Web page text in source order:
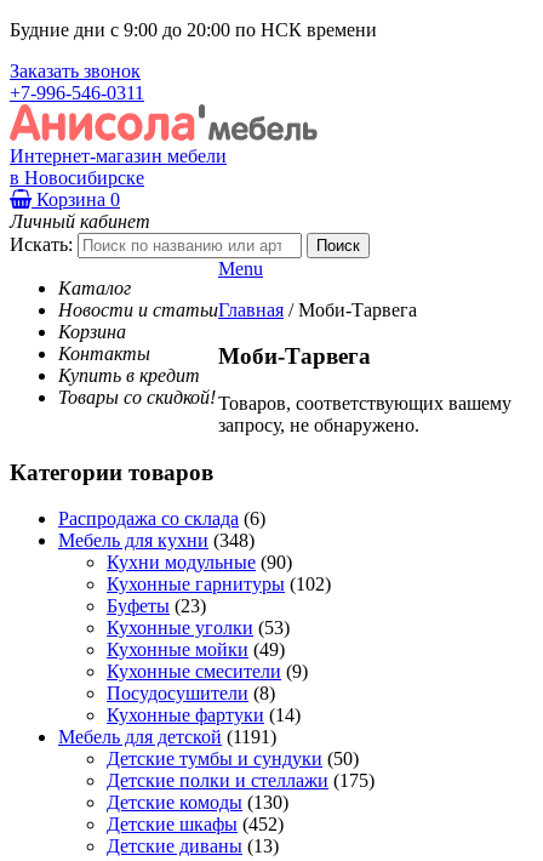
Будние дни с 9:00 до 20:00 по НСК времени
Заказать звонок
+7-996-546-0311
Интернет-магазин мебели
в Новосибирске
Корзина 0
Личный кабинет
Искать:
Каталог
Новости и статьи
Корзина
Контакты
Купить в кредит
Товары со скидкой!
Menu
Главная / Моби-Тарвега
Моби-Тарвега
Товаров, соответствующих вашему
запросу, не обнаружено.
Категории товаров
Распродажа со склада (6)
Мебель для кухни (348)
Кухни модульные (90)
Кухонные гарнитуры (102)
Буфеты (23)
Кухонные уголки (53)
Кухонные мойки (49)
Кухонные смесители (9)
Посудосушители (8)
Кухонные фартуки (14)
Мебель для детской (1191)
Детские тумбы и сундуки (50)
Детские полки и стеллажи (175)
Детские комоды (130)
Детские шкафы (452)
Детские диваны (13)